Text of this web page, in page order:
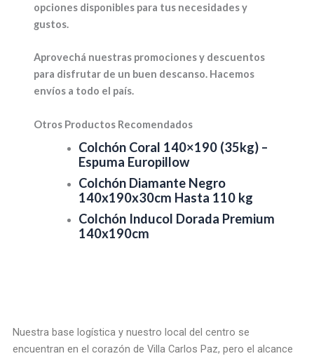
opciones disponibles para tus necesidades y
gustos.
Aprovechá nuestras promociones y descuentos
para disfrutar de un buen descanso. Hacemos
envíos a todo el país.
Otros Productos Recomendados
Colchón Coral 140×190 (35kg) –
Espuma Europillow
Colchón Diamante Negro
140x190x30cm Hasta 110 kg
Colchón Inducol Dorada Premium
140x190cm
Nuestra base logística y nuestro local del centro se
encuentran en el corazón de Villa Carlos Paz, pero el alcance